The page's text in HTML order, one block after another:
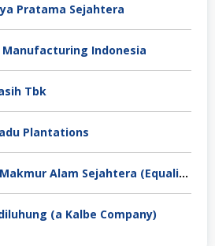
Pratama Sejahtera
Manufacturing Indonesia
Tbk
Plantations
PT Equalindo Makmur Alam Sejahtera (Equalindo Group)
(a Kalbe Company)